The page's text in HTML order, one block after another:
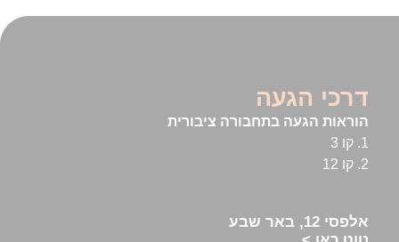
דרכי הגעה
הוראות הגעה בתחבורה ציבורית
1. קו 3
2. קו 12
אלפסי 12, באר שבע